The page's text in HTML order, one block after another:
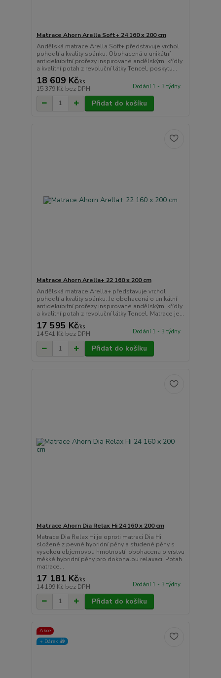
Matrace Ahorn Arella Soft+ 24 160 x 200 cm
Andělská matrace Arella Soft+ představuje vrchol
pohodlí a kvality spánku. Obohacená o unikátní
antidekubitní prořezy inspirované andělskými křídly
a kvalitní potah z revoluční látky Tencel, poskytu...
18 609 Kč/ks
15 379 Kč bez DPH Dodání 1 - 3 týdny
Přidat do košíku
Matrace Ahorn Arella+ 22 160 x 200 cm
Andělská matrace Arella+ představuje vrchol
pohodlí a kvality spánku. Je obohacená o unikátní
antidekubitní prořezy inspirované andělskými křídly
a kvalitní potah z revoluční látky Tencel. Matrace je...
17 595 Kč/ks
14 541 Kč bez DPH Dodání 1 - 3 týdny
Přidat do košíku
Matrace Ahorn Dia Relax Hi 24 160 x 200 cm
Matrace Dia Relax Hi je oproti matraci Dia Hi,
složené z pevné hybridní pěny a studené pěny s
vysokou objemovou hmotností, obohacena o vrstvu
měkké hybridní pěny pro dokonalou relaxaci. Potah
matrace...
17 181 Kč/ks
14 199 Kč bez DPH Dodání 1 - 3 týdny
Přidat do košíku
Akce
+ Dárek️ 🎁